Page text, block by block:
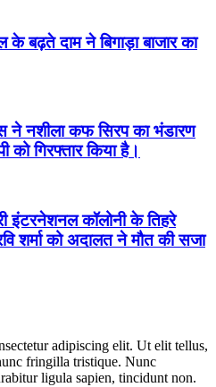
बढ़ते दाम ने बिगाड़ा बाजार का
ने नशीला कफ सिरप का भंडारण
गिरफ्तार किया है।
इंटरनेशनल कॉलोनी के तिहरे
शर्मा को अदालत ने मौत की सजा
adipiscing elit. Ut elit tellus,
fringilla tristique. Nunc
ligula sapien, tincidunt non.